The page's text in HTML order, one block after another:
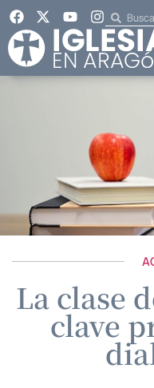
La clase
clave